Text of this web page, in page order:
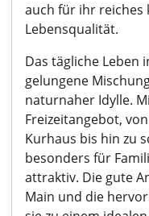
auch für ihr reiches
Lebensqualität.
Das tägliche Leben
gelungene
naturnaher Idylle.
Freizeitangebot,
Kurhaus bis hin zu
besonders für
attraktiv. Die gute
Main und die